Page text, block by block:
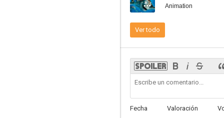
Animation
Ver todo
Fecha Valoración